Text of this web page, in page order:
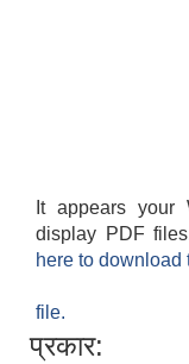
It appears your
display PDF
here to download
file.
प्रकार: